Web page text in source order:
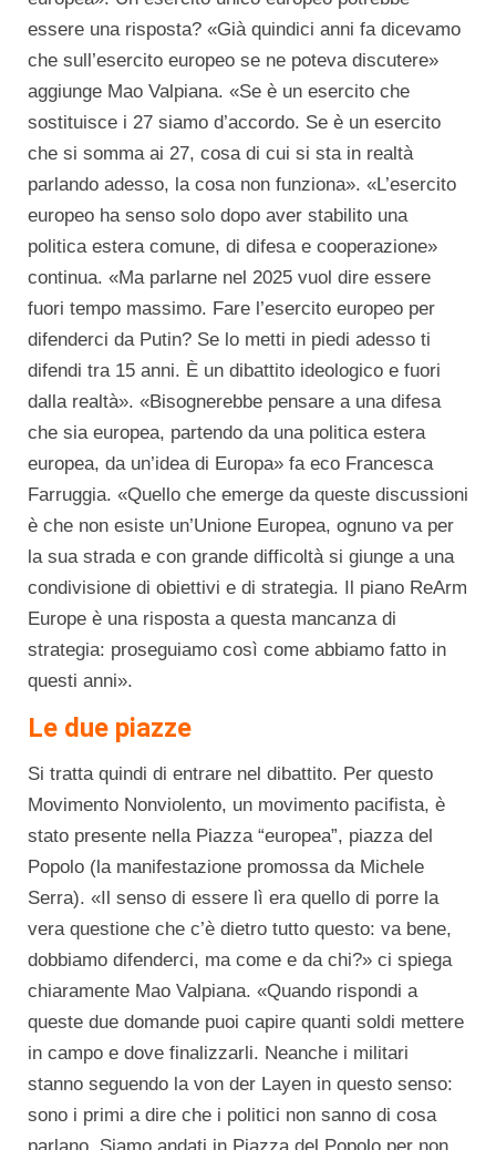
essere una risposta? «Già quindici anni fa dicevamo
che sull’esercito europeo se ne poteva discutere»
aggiunge Mao Valpiana. «Se è un esercito che
sostituisce i 27 siamo d’accordo. Se è un esercito
che si somma ai 27, cosa di cui si sta in realtà
parlando adesso, la cosa non funziona». «L’esercito
europeo ha senso solo dopo aver stabilito una
politica estera comune, di difesa e cooperazione»
continua. «Ma parlarne nel 2025 vuol dire essere
fuori tempo massimo. Fare l’esercito europeo per
difenderci da Putin? Se lo metti in piedi adesso ti
difendi tra 15 anni. È un dibattito ideologico e fuori
dalla realtà». «Bisognerebbe pensare a una difesa
che sia europea, partendo da una politica estera
europea, da un’idea di Europa» fa eco Francesca
Farruggia. «Quello che emerge da queste discussioni
è che non esiste un’Unione Europea, ognuno va per
la sua strada e con grande difficoltà si giunge a una
condivisione di obiettivi e di strategia. Il piano ReArm
Europe è una risposta a questa mancanza di
strategia: proseguiamo così come abbiamo fatto in
questi anni».
Le due piazze
Si tratta quindi di entrare nel dibattito. Per questo
Movimento Nonviolento, un movimento pacifista, è
stato presente nella Piazza “europea”, piazza del
Popolo (la manifestazione promossa da Michele
Serra). «Il senso di essere lì era quello di porre la
vera questione che c’è dietro tutto questo: va bene,
dobbiamo difenderci, ma come e da chi?» ci spiega
chiaramente Mao Valpiana. «Quando rispondi a
queste due domande puoi capire quanti soldi mettere
in campo e dove finalizzarli. Neanche i militari
stanno seguendo la von der Layen in questo senso:
sono i primi a dire che i politici non sanno di cosa